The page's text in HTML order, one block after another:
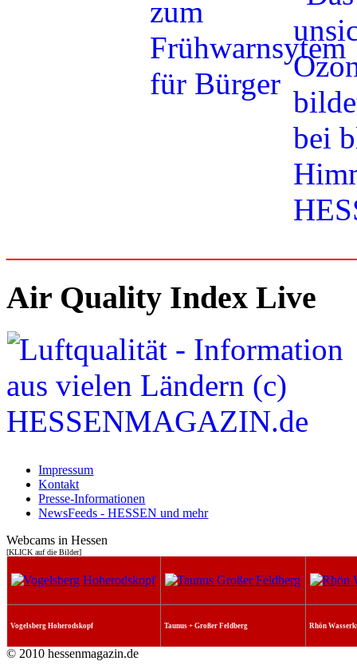
Air Quality Index Live
Impressum
Kontakt
Presse-Informationen
NewsFeeds - HESSEN und mehr
Webcams in Hessen
[KLICK auf die Bilder]
Vogelsberg Hoherodskopf Taunus + Großer Feldberg Rhön
© 2010 hessenmagazin.de